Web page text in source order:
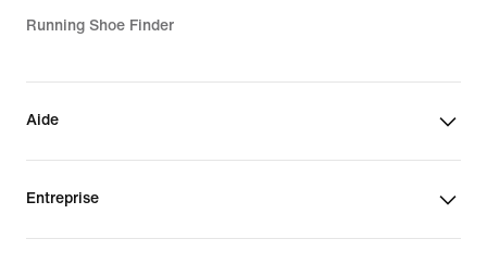
Running Shoe Finder
Aide
Entreprise